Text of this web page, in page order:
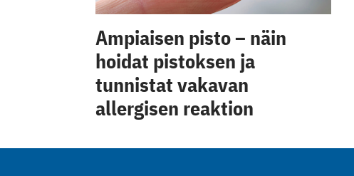
Ampiaisen pisto – näin
hoidat pistoksen ja
tunnistat vakavan
allergisen reaktion